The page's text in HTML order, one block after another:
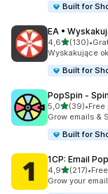
Built for
EA •
4,6na 5(130)
Łączna liczba
•
Wyskakujące
Built for
PopSpin ‑
5,0na 5(39)
Łączna liczba
•Free
Grow emails &
Built for
1CP: Email
4,9na 5(217)
Łączna liczba
•
Grow your